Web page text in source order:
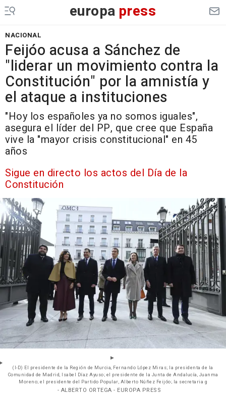
europa press
NACIONAL
Feijóo acusa a Sánchez de
"liderar un movimiento contra la
Constitución" por la amnistía y
el ataque a instituciones
"Hoy los españoles ya no somos iguales",
asegura el líder del PP, que cree que España
vive la "mayor crisis constitucional" en 45
años
Sigue en directo los actos del Día de la
Constitución
(I-D) El presidente de la Región de Murcia, Fernando López Miras; la presidenta de la
Comunidad de Madrid, Isabel Díaz Ayuso; el presidente de la Junta de Andalucía, Juanma
Moreno; el presidente del Partido Popular, Alberto Núñez Feijóo; la secretaria g
- ALBERTO ORTEGA - EUROPA PRESS